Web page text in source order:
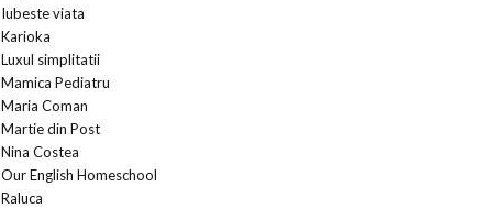
Iubeste viata
Karioka
Luxul simplitatii
Mamica Pediatru
Maria Coman
Martie din Post
Nina Costea
Our English Homeschool
Raluca